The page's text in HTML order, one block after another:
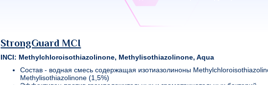
StrongGuard МCI
INCI: Methylchloroisothiazolinone, Methylisothiazolinone, Aqua
Состав - водная смесь содержащая изотиазолиноны
Methylisothiazolinone (1,5%)